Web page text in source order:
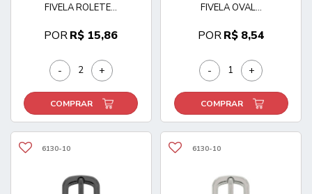
FIVELA ROLETE...
PORR$ 15,86
- +
COMPRAR
FIVELA OVAL...
PORR$ 8,54
- +
COMPRAR
6130-10 6130-10